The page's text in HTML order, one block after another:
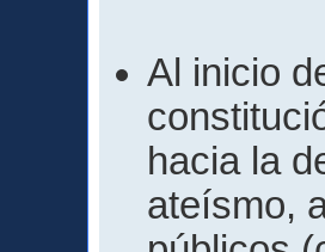
Al inicio
hacia la
ateísmo,